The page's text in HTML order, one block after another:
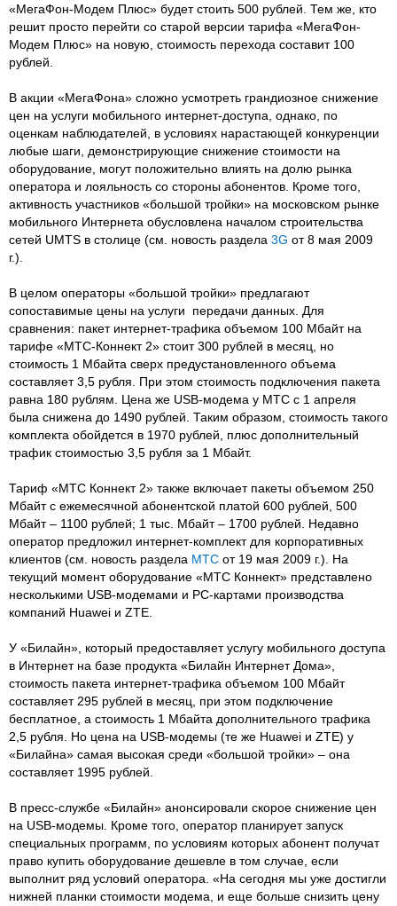
«МегаФон-Модем Плюс» будет стоить 500 рублей. Тем же, кто
решит просто перейти со старой версии тарифа «МегаФон-
Модем Плюс» на новую, стоимость перехода составит 100
рублей.
В акции «МегаФона» сложно усмотреть грандиозное снижение
цен на услуги мобильного интернет-доступа, однако, по
оценкам наблюдателей, в условиях нарастающей конкуренции
любые шаги, демонстрирующие снижение стоимости на
оборудование, могут положительно влиять на долю рынка
оператора и лояльность со стороны абонентов. Кроме того,
активность участников «большой тройки» на московском рынке
мобильного Интернета обусловлена началом строительства
сетей UMTS в столице (см. новость раздела 3G от 8 мая 2009
г.).
В целом операторы «большой тройки» предлагают
сопоставимые цены на услуги передачи данных. Для
сравнения: пакет интернет-трафика объемом 100 Мбайт на
тарифе «МТС-Коннект 2» стоит 300 рублей в месяц, но
стоимость 1 Мбайта сверх предустановленного объема
составляет 3,5 рубля. При этом стоимость подключения пакета
равна 180 рублям. Цена же USB-модема у МТС с 1 апреля
была снижена до 1490 рублей. Таким образом, стоимость такого
комплекта обойдется в 1970 рублей, плюс дополнительный
трафик стоимостью 3,5 рубля за 1 Мбайт.
Тариф «МТС Коннект 2» также включает пакеты объемом 250
Мбайт с ежемесячной абонентской платой 600 рублей, 500
Мбайт – 1100 рублей; 1 тыс. Мбайт – 1700 рублей. Недавно
оператор предложил интернет-комплект для корпоративных
клиентов (см. новость раздела МТС от 19 мая 2009 г.). На
текущий момент оборудование «МТС Коннект» представлено
несколькими USB-модемами и PC-картами производства
компаний Huawei и ZTE.
У «Билайн», который предоставляет услугу мобильного доступа
в Интернет на базе продукта «Билайн Интернет Дома»,
стоимость пакета интернет-трафика объемом 100 Мбайт
составляет 295 рублей в месяц, при этом подключение
бесплатное, а стоимость 1 Мбайта дополнительного трафика
2,5 рубля. Но цена на USB-модемы (те же Huawei и ZTE) у
«Билайна» самая высокая среди «большой тройки» – она
составляет 1995 рублей.
В пресс-службе «Билайн» анонсировали скорое снижение цен
на USB-модемы. Кроме того, оператор планирует запуск
специальных программ, по условиям которых абонент получат
право купить оборудование дешевле в том случае, если
выполнит ряд условий оператора. «На сегодня мы уже достигли
нижней планки стоимости модема, и еще больше снизить цену